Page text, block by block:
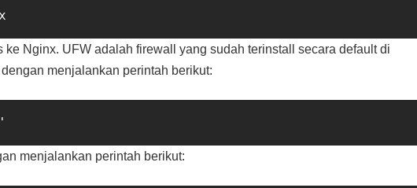
Nginx. UFW adalah firewall yang sudah terinstall secara default di
menjalankan perintah berikut:
menjalankan perintah berikut: